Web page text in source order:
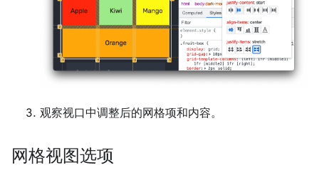
观察视口中调整后的网格项和内容。
网格视图选项